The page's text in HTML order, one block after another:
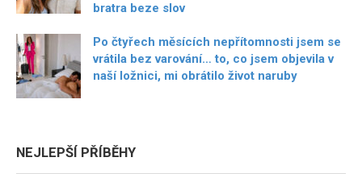
bratra beze slov
Po čtyřech měsících nepřítomnosti jsem se
vrátila bez varování… to, co jsem objevila v
naší ložnici, mi obrátilo život naruby
NEJLEPŠÍ PŘÍBĚHY